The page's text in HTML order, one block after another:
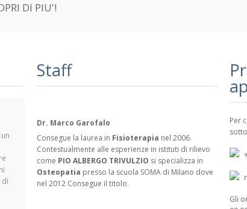
DI PIU'!
di
Staff
Dr. Marco Garofalo
Consegue la laurea in Fisioterapia nel 2006.
Contestualmente alle esperienze in istituti di rilievo
come PIO ALBERGO TRIVULZIO si specializza in
Osteopatia presso la scuola SOMA di Milano dove
nel 2012 Consegue il titolo.
Per
Gli